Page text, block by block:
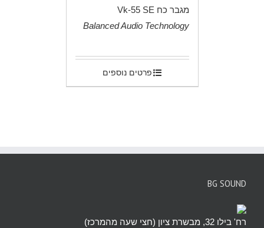
מגבר כח Vk-55 SE
Balanced Audio Technology
פרטים נוספים
BG SOUND
רח' בילו 32, מבשרת ציון (חצי שעה מהמרכז)